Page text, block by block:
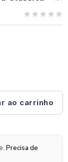
ao carrinho
Precisa de